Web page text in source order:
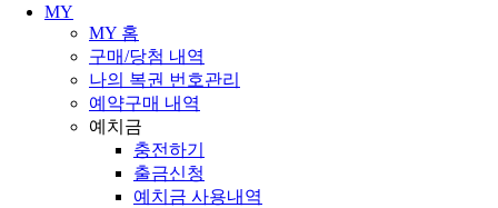
MY
MY 홈
구매/당첨 내역
나의 복권 번호관리
예약구매 내역
예치금
충전하기
출금신청
예치금 사용내역